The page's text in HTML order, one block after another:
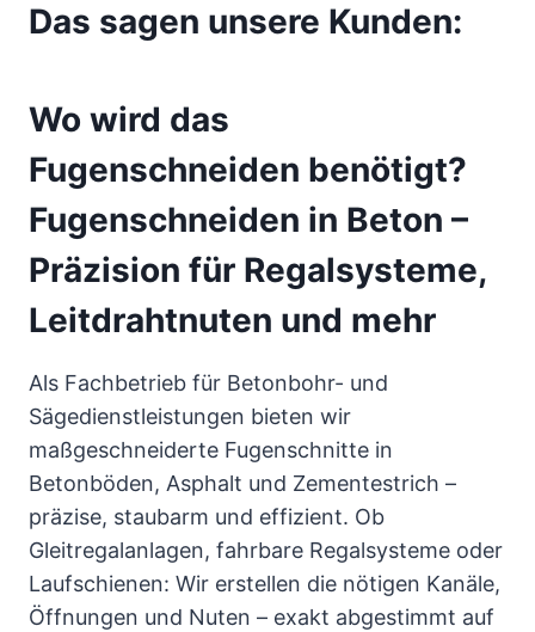
Das sagen unsere Kunden:
Wo wird das
Fugenschneiden benötigt?
Fugenschneiden in Beton –
Präzision für Regalsysteme,
Leitdrahtnuten und mehr
Als Fachbetrieb für Betonbohr- und
Sägedienstleistungen bieten wir
maßgeschneiderte Fugenschnitte in
Betonböden, Asphalt und Zementestrich –
präzise, staubarm und effizient. Ob
Gleitregalanlagen, fahrbare Regalsysteme oder
Laufschienen: Wir erstellen die nötigen Kanäle,
Öffnungen und Nuten – exakt abgestimmt auf